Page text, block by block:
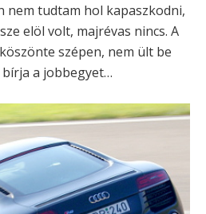
nem tudtam hol kapaszkodni,
elöl volt, majrévas nincs. A
szépen, nem ült be
a jobbegyet…